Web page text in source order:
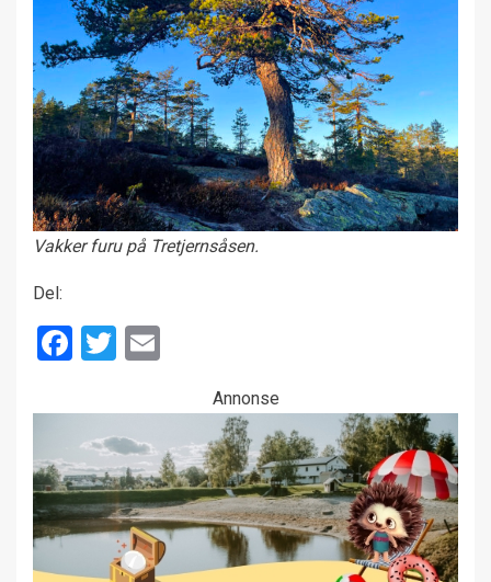
Vakker furu på Tretjernsåsen.
Del:
Facebook
Twitter
Annonse